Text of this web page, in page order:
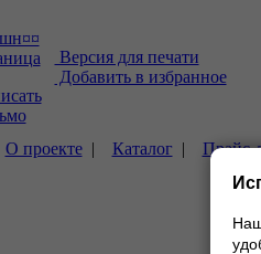
Версия для печати
Добавить в избранное
О проекте| Каталог | Прайс-